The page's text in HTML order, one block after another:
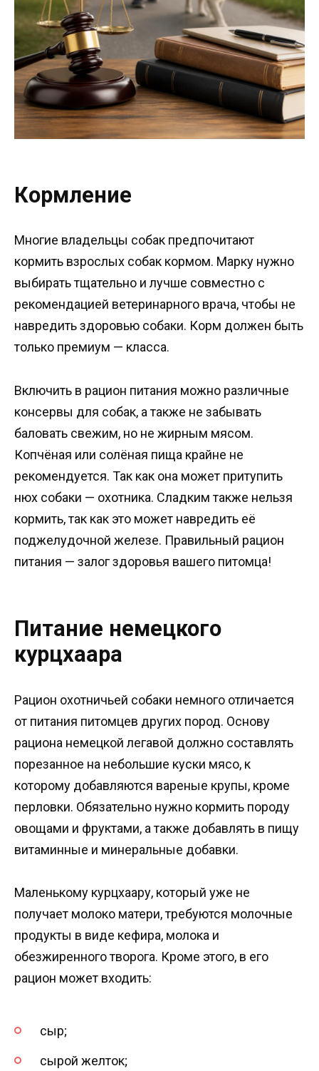
Кормление
Многие владельцы собак предпочитают
кормить взрослых собак кормом. Марку нужно
выбирать тщательно и лучше совместно с
рекомендацией ветеринарного врача, чтобы не
навредить здоровью собаки. Корм должен быть
только премиум — класса.
Включить в рацион питания можно различные
консервы для собак, а также не забывать
баловать свежим, но не жирным мясом.
Копчёная или солёная пища крайне не
рекомендуется. Так как она может притупить
нюх собаки — охотника. Сладким также нельзя
кормить, так как это может навредить её
поджелудочной железе. Правильный рацион
питания — залог здоровья вашего питомца!
Питание немецкого
курцхаара
Рацион охотничьей собаки немного отличается
от питания питомцев других пород. Основу
рациона немецкой легавой должно составлять
порезанное на небольшие куски мясо, к
которому добавляются вареные крупы, кроме
перловки. Обязательно нужно кормить породу
овощами и фруктами, а также добавлять в пищу
витаминные и минеральные добавки.
Маленькому курцхаару, который уже не
получает молоко матери, требуются молочные
продукты в виде кефира, молока и
обезжиренного творога. Кроме этого, в его
рацион может входить:
сыр;
сырой желток;